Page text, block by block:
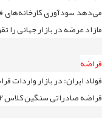
می‌دهد سودآوری کارخانه‌های
مازاد عرضه در بازار جهانی
قراضه
فولاد ایران: در بازار واردات قراضه ترکیه
قراضه صادراتی سنگین کلاس 2 ژاپن نیز به 338 دلار هر تن فوب رسید که کمتر از یک دلار افت داشت. در شرق آسیا نیز قراضه وارداتی 396 دلار هر تن سی اف آر شنیده شد که در ثبات بود.